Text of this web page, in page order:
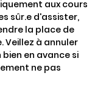
aux cours
sûr.e d'assister,
la place de
Veillez à annuler
en avance si
ne pas